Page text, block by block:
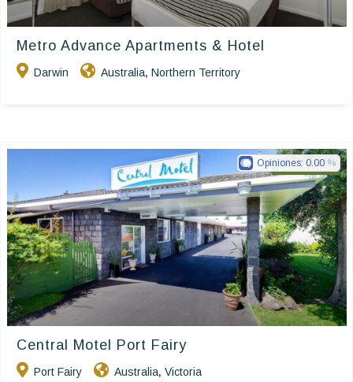
Metro Advance Apartments & Hotel
Darwin Australia, Northern Territory
Golden Chain
Central Motel Port Fairy
Port Fairy Australia, Victoria
Opiniones: 0.00